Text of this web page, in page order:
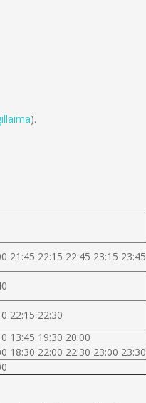
).
21:45 22:15 22:45 23:15 23:45
22:15 22:30
13:45 19:30 20:00
18:30 22:00 22:30 23:00 23:30